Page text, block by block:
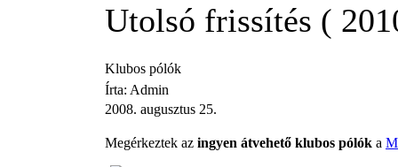
Utolsó frissítés (
Klubos pólók
Írta: Admin
2008. augusztus 25.
Megérkeztek az ingyen átvehető klubos pólók a